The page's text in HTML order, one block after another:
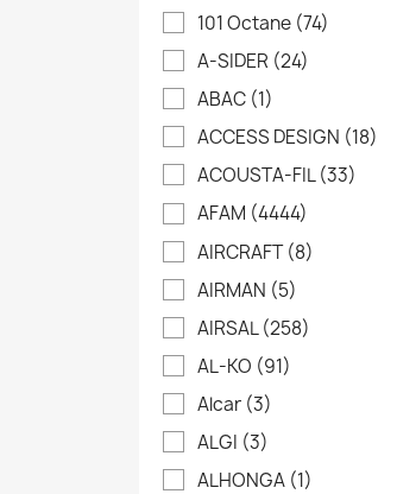
101 Octane (74)
A-SIDER (24)
ABAC (1)
ACCESS DESIGN (18)
ACOUSTA-FIL(33)
AFAM (4444)
AIRCRAFT(8)
AIRMAN (5)
AIRSAL(258)
AL-KO (91)
Alcar (3)
ALGI (3)
ALHONGA (1)